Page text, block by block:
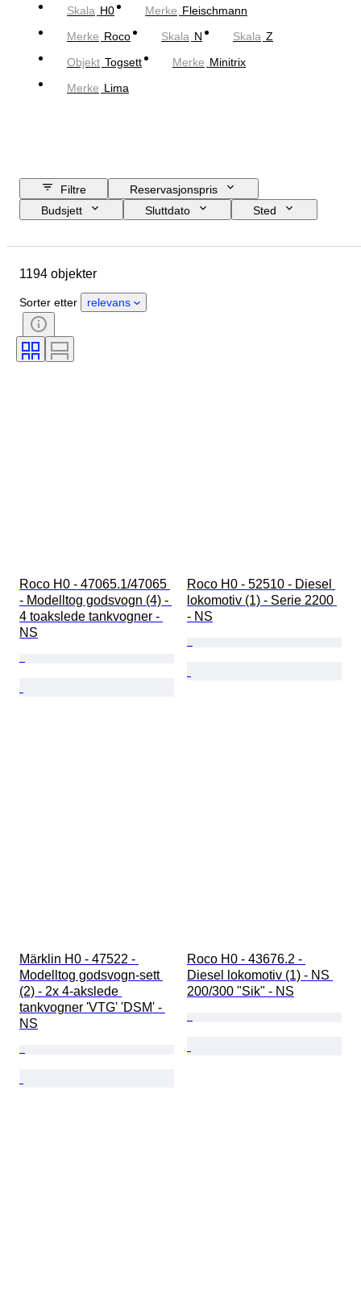
Skala H0 Merke Fleischmann
Merke Roco Skala N Skala Z
Objekt Togsett Merke Minitrix
Merke Lima
Filtre
Reservasjonspris
Budsjett
Sluttdato
Sted
Tilstand
Emne
Farge
Skala
Strømforsyning
Æra
1194 objekter
Sorter etter relevans
Roco H0 - 47065.1/47065
- Modelltog godsvogn (4) -
4 toakslede tankvogner -
NS
Roco H0 - 52510 - Diesel
lokomotiv (1) - Serie 2200
- NS
Märklin H0 - 47522 -
Modelltog godsvogn-sett
(2) - 2x 4-akslede
tankvogner 'VTG' 'DSM' -
NS
Roco H0 - 43676.2 -
Diesel lokomotiv (1) - NS
200/300 "Sik" - NS